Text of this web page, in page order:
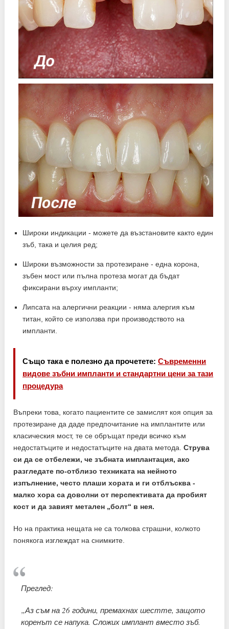
Широки индикации - можете да възстановите както един
зъб, така и целия ред;
Широки възможности за протезиране - една корона,
зъбен мост или пълна протеза могат да бъдат
фиксирани върху импланти;
Липсата на алергични реакции - няма алергия към
титан, който се използва при производството на
импланти.
Също така е полезно да прочетете:Съвременни
видове зъбни импланти и стандартни цени за тази
процедура
Въпреки това, когато пациентите се замислят коя опция за
протезиране да даде предпочитание на имплантите или
класическия мост, те се обръщат преди всичко към
недостатъците и недостатъците на двата метода.Струва
си да се отбележи, че зъбната имплантация, ако
разгледате по-отблизо техниката на нейното
изпълнение, често плаши хората и ги отблъсква -
малко хора са доволни от перспективата да пробият
кост и да завият метален „болт“ в нея.
Но на практика нещата не са толкова страшни, колкото
понякога изглеждат на снимките.
Преглед:
„Аз съм на 26 години, премахнах шестте, защото
коренът се напука. Сложих имплант вместо зъб.